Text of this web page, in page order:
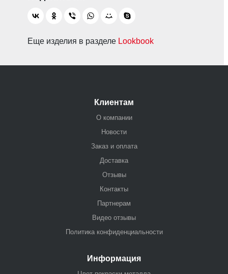
Еще изделия в разделе Lookbook
Клиентам
О компании
Новости
Заказ и оплата
Доставка
Отзывы
Контакты
Партнерам
Видео отзывы
Политика конфиденциальности
Информация